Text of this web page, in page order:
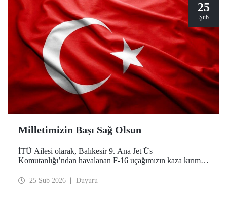
25
Şub
Milletimizin Başı Sağ Olsun
İTÜ Ailesi olarak, Balıkesir 9. Ana Jet Üs
Komutanlığı’ndan havalanan F-16 uçağımızın kaza kırıma
Bnb. İbrahim Bolat’a Allah'tan rahmet, ailesine ve
25 Şub 2026 Duyuru